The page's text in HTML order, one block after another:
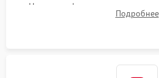
Надежная фиксация хомутов
сборка корпуса и установка
Подробнее